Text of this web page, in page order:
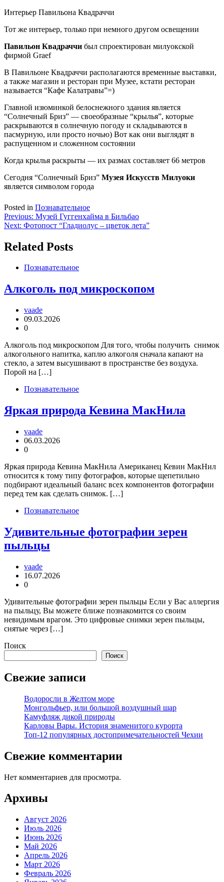
Интерьер Павильона Квадраччи
Тот же интерьер, только при немного другом освещении
Павильон Квадраччи был спроектирован милуокской
фирмой Graef
В Павильоне Квадраччи располагаются временные выставки,
а также магазин и ресторан при Музее, кстати ресторан
называется “Кафе Калатравы”=)
Главной изюминкой белоснежного здания является
“Солнечный Бриз” — своеобразные “крылья”, которые
раскрываются в солнечную погоду и складываются в
пасмурную, или просто ночью) Вот как они выглядят в
распущенном и сложенном состоянии
Когда крылья раскрыты — их размах составляет 66 метров
Сегодня “Солнечный Бриз” Музея Искусств Милуоки
является символом города
Posted in Познавательное
Навигация
по
записям
Previous: Музей Гуггенхайма в Бильбао
Next: Фотопост “Гладиолус – цветок лета”
Related Posts
Познавательное
Алкоголь под микроскопом
vaade
09.03.2026
0
Алкоголь под микроскопом Для того, чтобы получить снимок
алкогольного напитка, каплю алкоголя сначала капают на
стекло, а затем высушивают в пространстве без воздуха.
Порой на […]
Познавательное
Яркая природа Кевина МакНила
vaade
06.03.2026
0
Яркая природа Кевина МакНила Американец Кевин МакНил
относится к тому типу фотографов, которые щепетильно
подбирают идеальный баланс всех компонентов фотографии
перед тем как сделать снимок. […]
Познавательное
Удивительные фотографии зерен
пыльцы
vaade
16.07.2026
0
Удивительные фотографии зерен пыльцы Если у Вас аллергия
на пыльцу, Вы можете ближе познакомится со своим
невидимым врагом. Это цифровые снимки зерен пыльцы,
снятые через […]
Поиск
Поиск
Свежие записи
Водоросли в Желтом море
Монгольфьер, или большой воздушный шар
Камуфляж дикой природы
Карловы Вары. История знаменитого курорта
Топ-12 популярных достопримечательностей Чехии
Свежие комментарии
Нет комментариев для просмотра.
Архивы
Август 2026
Июль 2026
Июнь 2026
Май 2026
Апрель 2026
Март 2026
Февраль 2026